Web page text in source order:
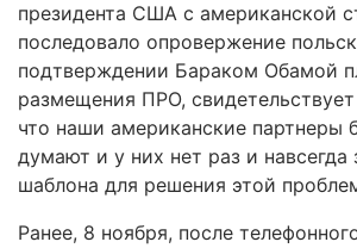
президента США с американской
последовало опровержение
подтверждении Бараком Обамой
размещения ПРО,
что наши американские партнеры
думают и у них нет раз и навсегда
шаблона для решения этой
Ранее, 8 ноября, после